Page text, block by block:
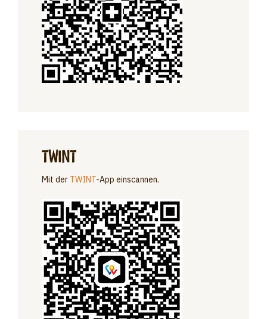
TWINT
Mit der TWINT-App einscannen.